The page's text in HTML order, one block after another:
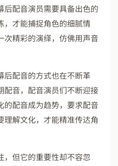
后配音演员需要具备出色的
，才能捕捉角色的细腻情
次精彩的演绎，仿佛用声音
后配音的方式也在不断革
配音，配音演员们不断迎接
的配音成为趋势，要求配音
理解文化，才能精准传达角
，但它的重要性却不容忽